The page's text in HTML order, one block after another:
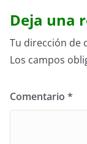
Deja una
Tu dirección de
Los campos
Comentario *